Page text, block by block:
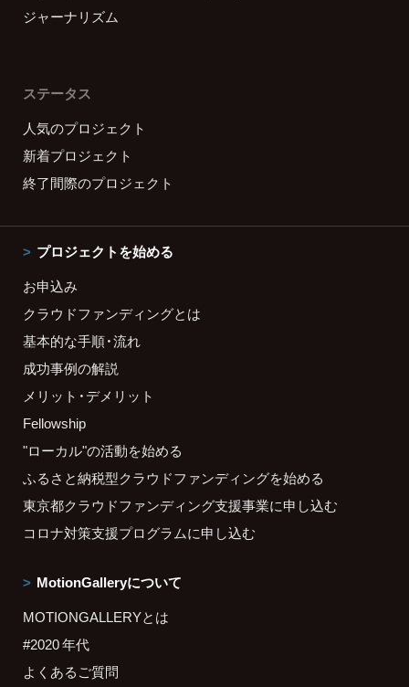
ジャーナリズム
ステータス
人気のプロジェクト
新着プロジェクト
終了間際のプロジェクト
プロジェクトを始める
お申込み
クラウドファンディングとは
基本的な手順・流れ
成功事例の解説
メリット・デメリット
Fellowship
"ローカル"の活動を始める
ふるさと納税型クラウドファンディングを始める
東京都クラウドファンディング支援事業に申し込む
コロナ対策支援プログラムに申し込む
MotionGalleryについて
MOTIONGALLERYとは
#2020 年代
よくあるご質問